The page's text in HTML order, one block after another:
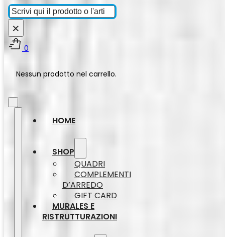
Cerca
×
0
Nessun prodotto nel carrello.
HOME
SHOP
QUADRI
COMPLEMENTI
D’ARREDO
GIFT CARD
MURALES E
RISTRUTTURAZIONI